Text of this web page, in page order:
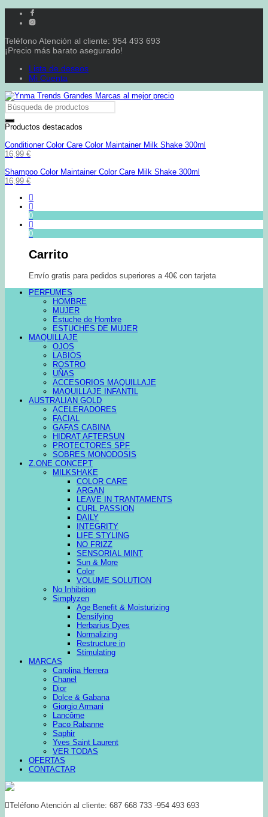
Teléfono Atención al cliente: 954 493 693
¡Precio más barato asegurado!
Lista de deseos
Mi Cuenta
Productos destacados
Conditioner Color Care Color Maintainer Milk Shake 300ml
16,99 €
Shampoo Color Maintainer Color Care Milk Shake 300ml
16,99 €
0
0
Carrito
Envío gratis para pedidos superiores a 40€ con tarjeta
PERFUMES
HOMBRE
MUJER
Estuche de Hombre
ESTUCHES DE MUJER
MAQUILLAJE
OJOS
LABIOS
ROSTRO
UÑAS
ACCESORIOS MAQUILLAJE
MAQUILLAJE INFANTIL
AUSTRALIAN GOLD
ACELERADORES
FACIAL
GAFAS CABINA
HIDRAT AFTERSUN
PROTECTORES SPF
SOBRES MONODOSIS
Z.ONE CONCEPT
MILKSHAKE
COLOR CARE
ARGAN
LEAVE IN TRANTAMENTS
CURL PASSION
DAILY
INTEGRITY
LIFE STYLING
NO FRIZZ
SENSORIAL MINT
Sun & More
Color
VOLUME SOLUTION
No Inhibition
Simplyzen
Age Benefit & Moisturizing
Densifying
Herbarius Dyes
Normalizing
Restructure in
Stimulating
MARCAS
Carolina Herrera
Chanel
Dior
Dolce & Gabana
Giorgio Armani
Lancôme
Paco Rabanne
Saphir
Yves Saint Laurent
VER TODAS
OFERTAS
CONTACTAR
Teléfono Atención al cliente: 687 668 733 -954 493 693